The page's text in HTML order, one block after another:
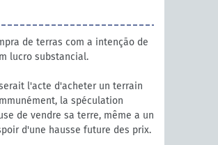
de terras com a intenção de
lucro substancial.
l'acte d'acheter un terrain
la spéculation
de vendre sa terre, même a un
d'une hausse future des prix.